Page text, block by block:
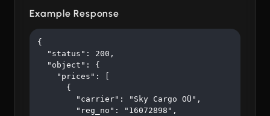
Example Response
{
  "status": 200,
  "object": {
    "prices": [
      {
        "carrier": "Sky Cargo OÜ",
        "reg_no": "16072898",